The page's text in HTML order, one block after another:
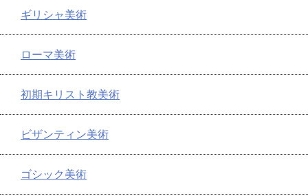
ギリシャ美術
ローマ美術
初期キリスト教美術
ビザンティン美術
ゴシック美術